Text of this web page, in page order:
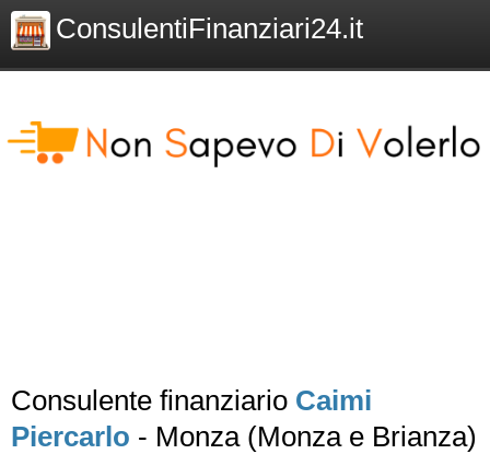
ConsulentiFinanziari24.it
Consulente finanziario Caimi
Piercarlo - Monza (Monza e Brianza)